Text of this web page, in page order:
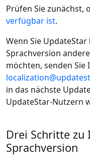
Prüfen Sie zunächst,
verfügbar ist.
Wenn Sie
Sprachversion
möchten, senden Sie
in das nächste
UpdateStar-Nutzern
Drei Schritte zu
Sprachversion